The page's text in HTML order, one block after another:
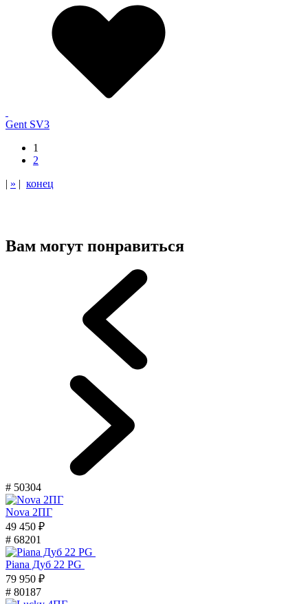
Gent SV3
1
2
| » | конец
Вам могут понравиться
# 50304
Nova 2ПГ
49 450 ₽
# 68201
Piana Дуб 22 PG
79 950 ₽
# 80187